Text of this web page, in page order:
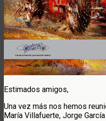
Estimados amigos,
Una vez más nos hemos
María Villafuerte, Jorge